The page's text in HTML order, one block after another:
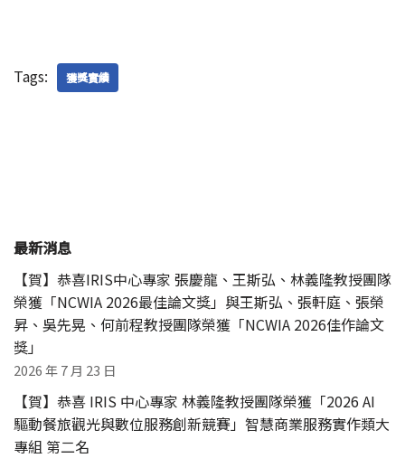
Tags: 獲獎實績
最新消息
【賀】恭喜IRIS中心專家 張慶龍、王斯弘、林義隆教授團隊
榮獲「NCWIA 2026最佳論文獎」與王斯弘、張軒庭、張榮
昇、吳先晃、何前程教授團隊榮獲「NCWIA 2026佳作論文
獎」
2026 年 7 月 23 日
【賀】恭喜 IRIS 中心專家 林義隆教授團隊榮獲「2026 AI
驅動餐旅觀光與數位服務創新競賽」智慧商業服務實作類大
專組 第二名